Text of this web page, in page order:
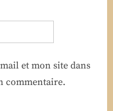
et mon site dans
commentaire.